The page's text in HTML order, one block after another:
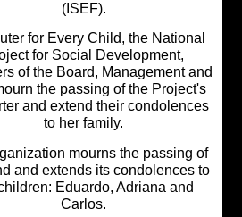
Computer for Every Child, the
Project for Social Development,
Members of the Board, Management
Staff mourn the passing of the
supporter and extend their
to her family.
Adi Organization mourns the passing
its friend and extends its
her children: Eduardo, Adriana and